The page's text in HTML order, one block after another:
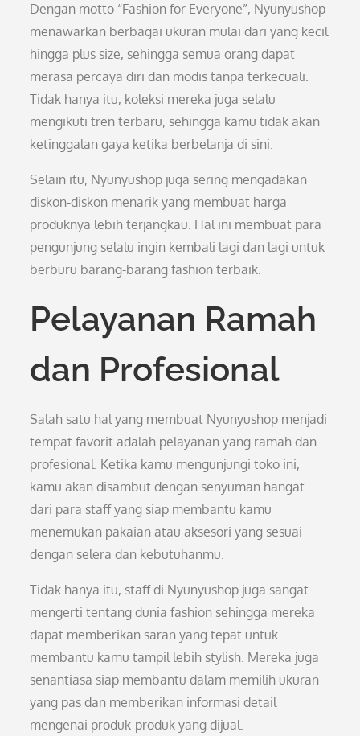
Dengan motto “Fashion for Everyone”, Nyunyushop
menawarkan berbagai ukuran mulai dari yang kecil
hingga plus size, sehingga semua orang dapat
merasa percaya diri dan modis tanpa terkecuali.
Tidak hanya itu, koleksi mereka juga selalu
mengikuti tren terbaru, sehingga kamu tidak akan
ketinggalan gaya ketika berbelanja di sini.
Selain itu, Nyunyushop juga sering mengadakan
diskon-diskon menarik yang membuat harga
produknya lebih terjangkau. Hal ini membuat para
pengunjung selalu ingin kembali lagi dan lagi untuk
berburu barang-barang fashion terbaik.
Pelayanan Ramah
dan Profesional
Salah satu hal yang membuat Nyunyushop menjadi
tempat favorit adalah pelayanan yang ramah dan
profesional. Ketika kamu mengunjungi toko ini,
kamu akan disambut dengan senyuman hangat
dari para staff yang siap membantu kamu
menemukan pakaian atau aksesori yang sesuai
dengan selera dan kebutuhanmu.
Tidak hanya itu, staff di Nyunyushop juga sangat
mengerti tentang dunia fashion sehingga mereka
dapat memberikan saran yang tepat untuk
membantu kamu tampil lebih stylish. Mereka juga
senantiasa siap membantu dalam memilih ukuran
yang pas dan memberikan informasi detail
mengenai produk-produk yang dijual.